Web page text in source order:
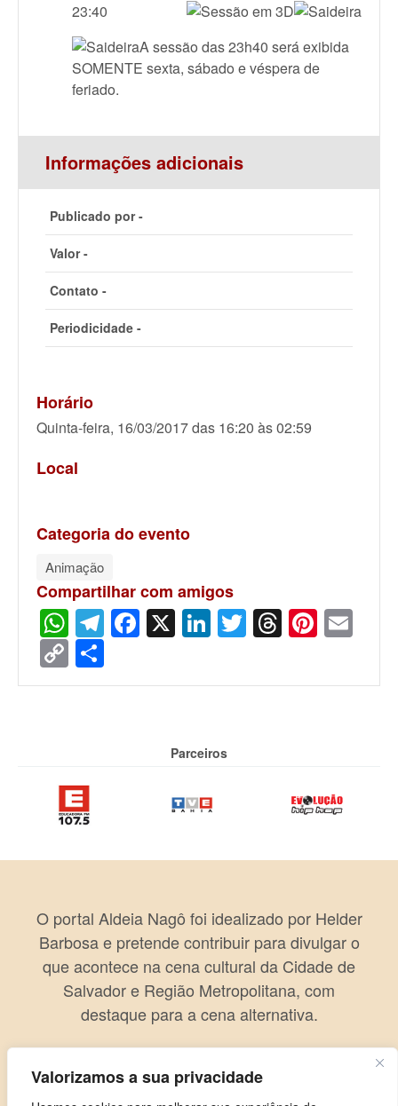
Valorizamos a sua privacidade
23:40
A sessão das 23h40 será exibida
SOMENTE sexta, sábado e véspera de
feriado.
Informações adicionais
Publicado por -
Valor -
Contato -
Periodicidade -
Horário
Quinta-feira, 16/03/2017 das 16:20 às 02:59
Local
Categoria do evento
Animação
Compartilhar com amigos
WhatsApp
Telegram
Facebook
X LinkedIn
Twitter
Threads
Copy
Link
Parceiros
O portal Aldeia Nagô foi idealizado por Helder
Barbosa e pretende contribuir para divulgar o
que acontece na cena cultural da Cidade de
Salvador e Região Metropolitana, com
destaque para a cena alternativa.